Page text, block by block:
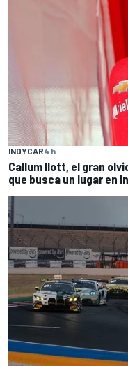
INDYCAR4 h
Callum Ilott, el gran
que busca un lugar en